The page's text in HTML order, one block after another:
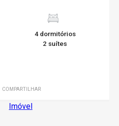
4 dormitórios
2 suítes
COMPARTILHAR